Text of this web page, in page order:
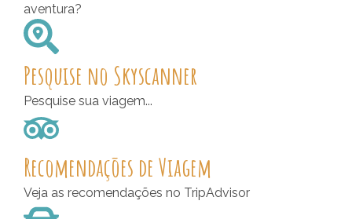
aventura?
Pesquise no Skyscanner
Pesquise sua viagem...
Recomendações de Viagem
Veja as recomendações no TripAdvisor